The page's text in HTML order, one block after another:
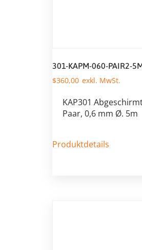
301-KAPM-060-PAIR2-
$360,00
KAP301
Paar, 0,6 mm Ø. 5m
Produktdetails